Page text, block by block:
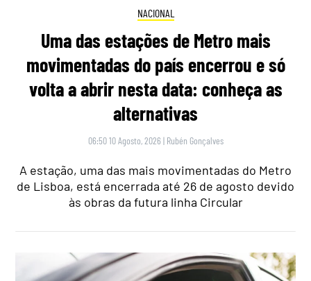
NACIONAL
Uma das estações de Metro mais
movimentadas do país encerrou e só
volta a abrir nesta data: conheça as
alternativas
06:50 10 Agosto, 2026 | Rubén Gonçalves
A estação, uma das mais movimentadas do Metro
de Lisboa, está encerrada até 26 de agosto devido
às obras da futura linha Circular